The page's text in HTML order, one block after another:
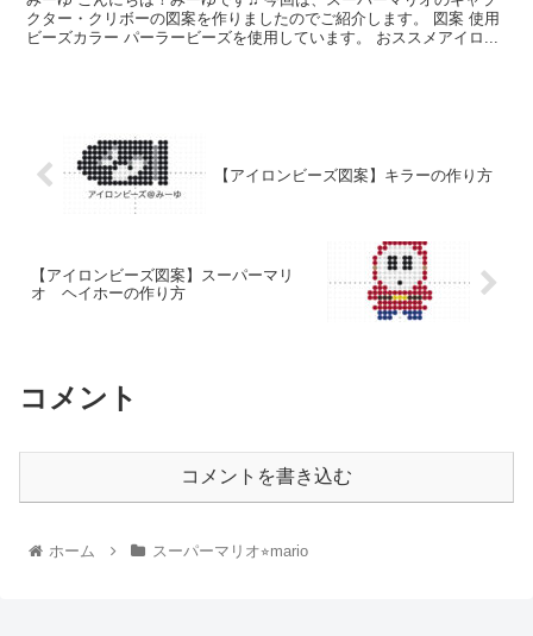
クター・クリボーの図案を作りましたのでご紹介します。 図案 使用
ビーズカラー パーラービーズを使用しています。 おススメアイロ...
【アイロンビーズ図案】キラーの作り方
【アイロンビーズ図案】スーパーマリ
オ ヘイホーの作り方
コメント
コメントを書き込む
ホーム スーパーマリオ⭐︎mario